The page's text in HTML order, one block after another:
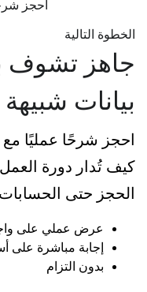
احجز
الخطوة التالية
جاهز تشوف
بيانات
احجز شرحًا عمليًا
كيف تُدار دورة
الحجز حتى
عرض عملي على
إجابة مباشرة على
بدون التزام